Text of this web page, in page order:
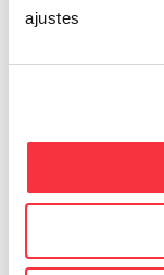
ajustes